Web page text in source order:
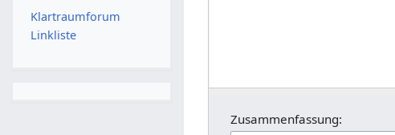
Zusammenfassung:
Klartraumforum
Linkliste